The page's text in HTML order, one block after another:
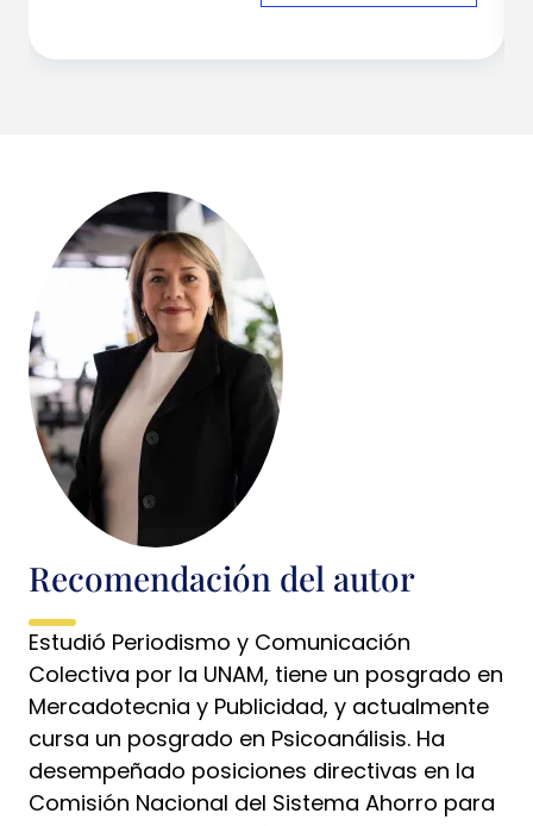
Recomendación del autor
Estudió Periodismo y Comunicación
Colectiva por la UNAM, tiene un posgrado en
Mercadotecnia y Publicidad, y actualmente
cursa un posgrado en Psicoanálisis. Ha
desempeñado posiciones directivas en la
Comisión Nacional del Sistema Ahorro para